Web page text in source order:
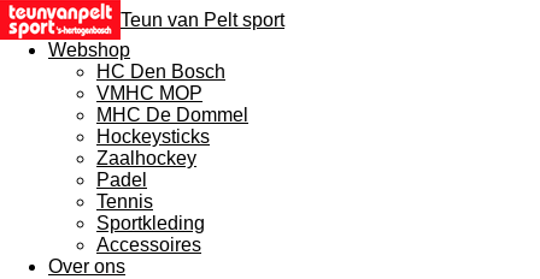
Teun van Pelt sport
Webshop
HC Den Bosch
VMHC MOP
MHC De Dommel
Hockeysticks
Zaalhockey
Padel
Tennis
Sportkleding
Accessoires
Over ons